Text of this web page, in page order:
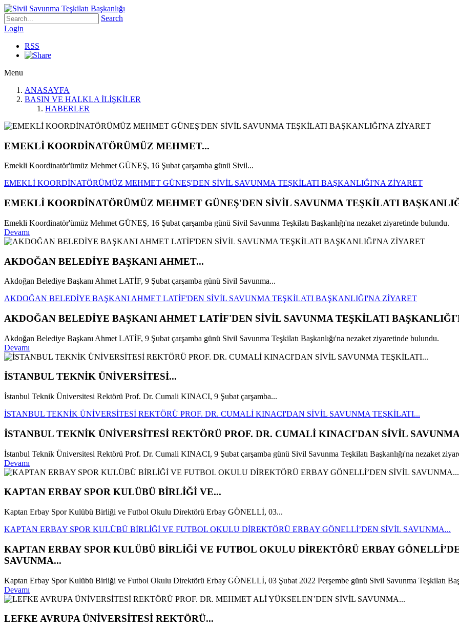
Search
Login
RSS
Menu
ANASAYFA
BASIN VE HALKLA İLİŞKİLER
HABERLER
EMEKLİ KOORDİNATÖRÜMÜZ MEHMET...
Emekli Koordinatör'ümüz Mehmet GÜNEŞ, 16 Şubat çarşamba günü Sivil...
EMEKLİ KOORDİNATÖRÜMÜZ MEHMET GÜNEŞ'DEN SİVİL SAVUNMA TEŞKİLATI BAŞKANLIĞI'NA ZİYARET
EMEKLİ KOORDİNATÖRÜMÜZ MEHMET GÜNEŞ'DEN SİVİL SAVUNMA TEŞKİLATI
Emekli Koordinatör'ümüz Mehmet GÜNEŞ, 16 Şubat çarşamba günü Sivil Savunma Teşkilatı Başkanlığı'na nezaket ziyaretinde bulundu.
Devamı
AKDOĞAN BELEDİYE BAŞKANI AHMET...
Akdoğan Belediye Başkanı Ahmet LATİF, 9 Şubat çarşamba günü Sivil Savunma...
AKDOĞAN BELEDİYE BAŞKANI AHMET LATİF'DEN SİVİL SAVUNMA TEŞKİLATI BAŞKANLIĞI'NA ZİYARET
AKDOĞAN BELEDİYE BAŞKANI AHMET LATİF'DEN SİVİL SAVUNMA TEŞKİLATI
Akdoğan Belediye Başkanı Ahmet LATİF, 9 Şubat çarşamba günü Sivil Savunma Teşkilatı Başkanlığı'na nezaket ziyaretinde bulundu.
Devamı
İSTANBUL TEKNİK ÜNİVERSİTESİ...
İstanbul Teknik Üniversitesi Rektörü Prof. Dr. Cumali KINACI, 9 Şubat çarşamba...
İSTANBUL TEKNİK ÜNİVERSİTESİ REKTÖRÜ PROF. DR. CUMALİ KINACI'DAN SİVİL SAVUNMA TEŞKİLATI...
İSTANBUL TEKNİK ÜNİVERSİTESİ REKTÖRÜ PROF. DR. CUMALİ KINACI'DAN SİVİL
İstanbul Teknik Üniversitesi Rektörü Prof. Dr. Cumali KINACI, 9 Şubat çarşamba günü Sivil Savunma Teşkilatı Başkanlığı'na nezaket
Devamı
KAPTAN ERBAY SPOR KULÜBÜ BİRLİĞİ VE...
Kaptan Erbay Spor Kulübü Birliği ve Futbol Okulu Direktörü Erbay GÖNELLİ, 03...
KAPTAN ERBAY SPOR KULÜBÜ BİRLİĞİ VE FUTBOL OKULU DİREKTÖRÜ ERBAY GÖNELLİ’DEN SİVİL SAVUNMA...
KAPTAN ERBAY SPOR KULÜBÜ BİRLİĞİ VE FUTBOL OKULU DİREKTÖRÜ ERBAY
SAVUNMA...
Kaptan Erbay Spor Kulübü Birliği ve Futbol Okulu Direktörü Erbay GÖNELLİ, 03 Şubat 2022 Perşembe günü Sivil Savunma Teşkilatı
Devamı
LEFKE AVRUPA ÜNİVERSİTESİ REKTÖRÜ...